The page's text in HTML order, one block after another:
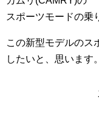
スポーツモードの乗
この新型モデルのス
したいと、思います。